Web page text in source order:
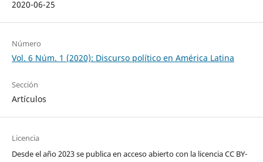
2020-06-25
Número
Vol. 6 Núm. 1 (2020): Discurso político en América Latina
Sección
Artículos
Licencia
Desde el año 2023 se publica en acceso abierto con la licencia CC BY-